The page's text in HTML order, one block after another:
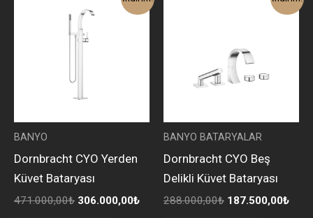
BANYO
Dornbracht CYO Yerden
Küvet Bataryası
471.000,00₺
471.000,00₺.
306.000,00₺
andaki
fiyat:
BANYO BATARYALAR
Dornbracht CYO Beş
Delikli Küvet Bataryası
288.000,00₺
288.000,00₺.
187.500,00₺
fiyat: